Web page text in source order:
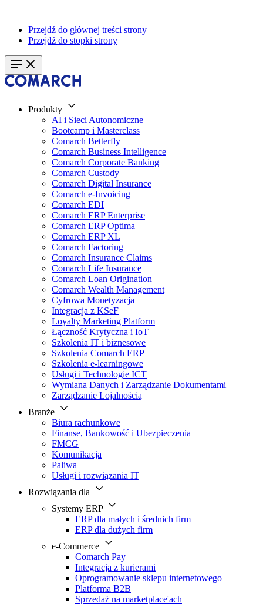
Przejdź do głównej treści strony
Przejdź do stopki strony
Produkty
AI i Sieci Autonomiczne
Bootcamp i Masterclass
Comarch Betterfly
Comarch Business Intelligence
Comarch Corporate Banking
Comarch Custody
Comarch Digital Insurance
Comarch e-Invoicing
Comarch EDI
Comarch ERP Enterprise
Comarch ERP Optima
Comarch ERP XL
Comarch Factoring
Comarch Insurance Claims
Comarch Life Insurance
Comarch Loan Origination
Comarch Wealth Management
Cyfrowa Monetyzacja
Integracja z KSeF
Loyalty Marketing Platform
Łączność Krytyczna i IoT
Szkolenia IT i biznesowe
Szkolenia Comarch ERP
Szkolenia e-learningowe
Usługi i Technologie ICT
Wymiana Danych i Zarządzanie Dokumentami
Zarządzanie Lojalnością
Branże
Biura rachunkowe
Finanse, Bankowość i Ubezpieczenia
FMCG
Komunikacja
Paliwa
Usługi i rozwiązania IT
Rozwiązania dla
Systemy ERP
ERP dla małych i średnich firm
ERP dla dużych firm
e-Commerce
Comarch Pay
Integracja z kurierami
Oprogramowanie sklepu internetowego
Platforma B2B
Sprzedaż na marketplace'ach